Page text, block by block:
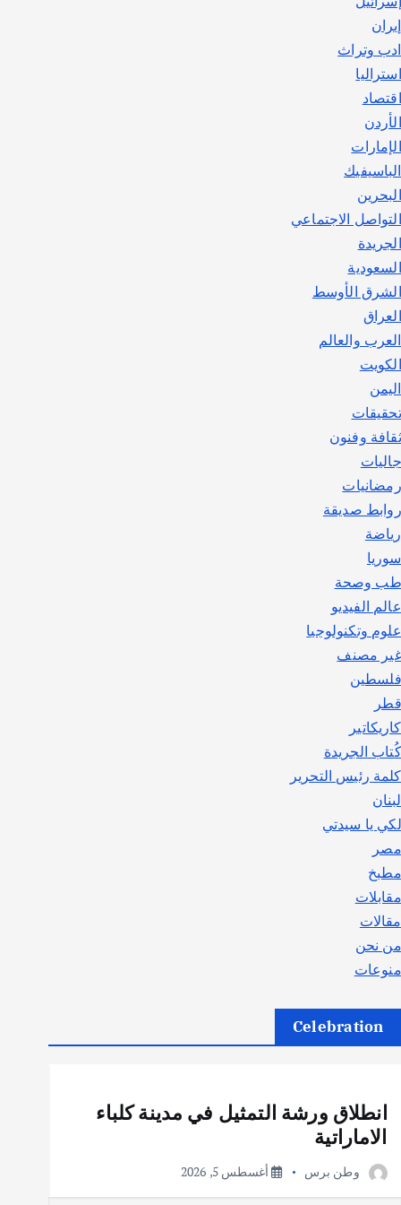
إيران
ادب وتراث
استراليا
اقتصاد
الأردن
الإمارات
الباسيفيك
البحرين
التواصل الاجتماعي
الجريدة
السعودية
الشرق الأوسط
العراق
العرب والعالم
الكويت
اليمن
تحقيقات
ثقافة وفنون
جاليات
رمضانيات
روابط صديقة
رياضة
سوريا
طب وصحة
عالم الفيديو
علوم وتكنولوجيا
غير مصنف
فلسطين
قطر
كاريكاتير
كُتاب الجريدة
كلمة رئيس التحرير
لبنان
لكي يا سيدتي
مصر
مطبخ
مقابلات
مقالات
من نحن
منوعات
Celebration
أهم الأخبار ثقافة وفنون
انطلاق ورشة التمثيل في مدينة كلباء
الاماراتية
وطن برس أغسطس 5, 2026